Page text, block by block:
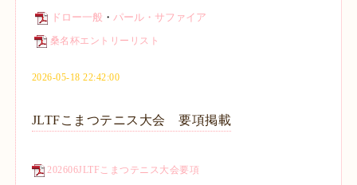
ドロー一般 ・ パール・サファイア
桑名杯エントリーリスト
2026-05-18 22:42:00
JLTFこまつテニス大会 要項掲載
202606JLTFこまつテニス大会要項